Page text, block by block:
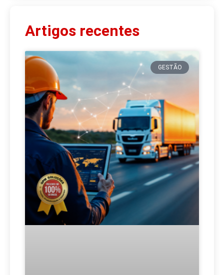
Artigos recentes
GESTÃO